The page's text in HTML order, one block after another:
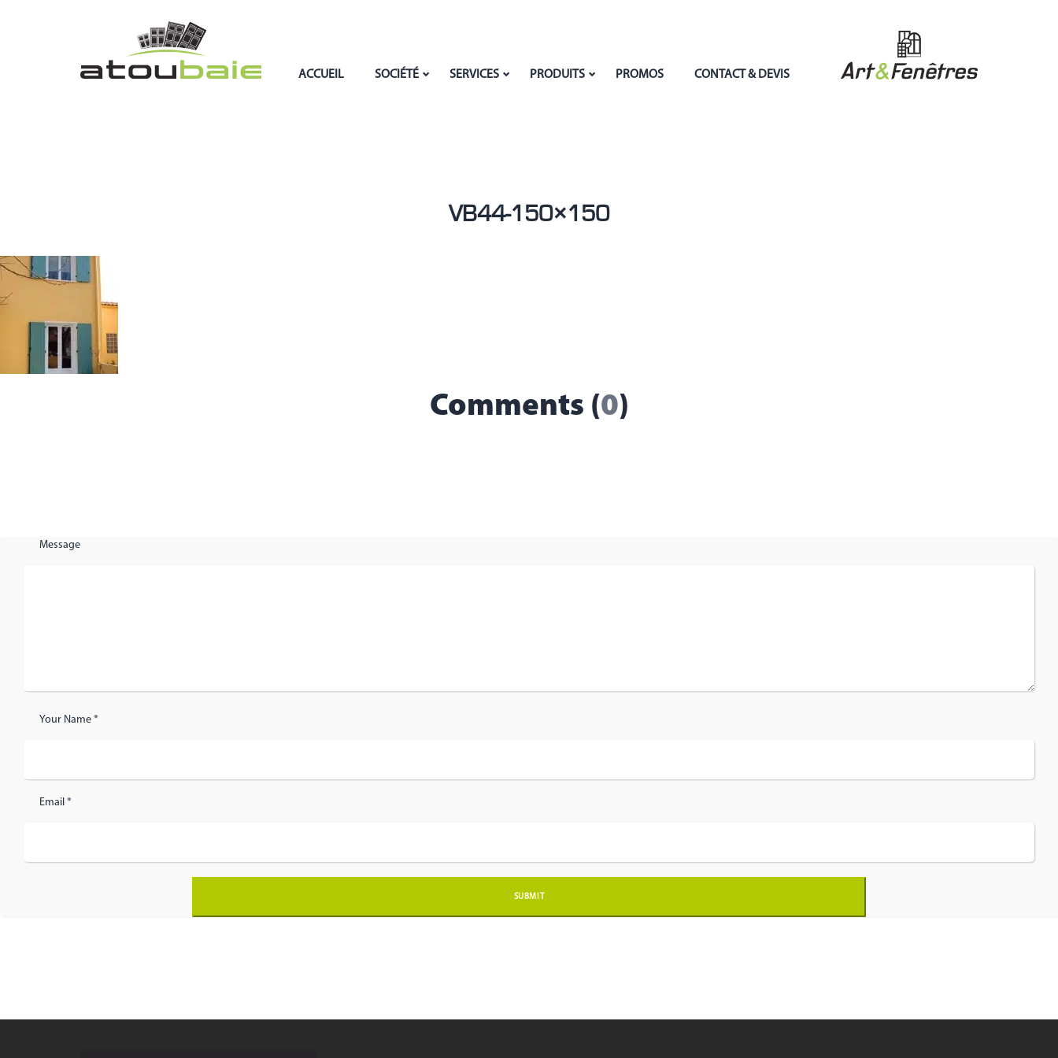
ACCUEIL SOCIÉTÉ SERVICES PRODUITS PROMOS CONTACT & DEVIS
VB44-150×150
Comments (0)
Message
Your Name *
Email *